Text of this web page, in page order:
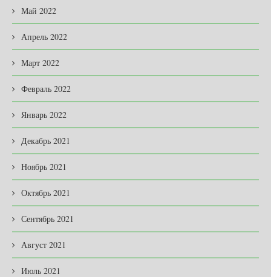
Май 2022
Апрель 2022
Март 2022
Февраль 2022
Январь 2022
Декабрь 2021
Ноябрь 2021
Октябрь 2021
Сентябрь 2021
Август 2021
Июль 2021